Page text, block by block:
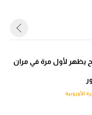
يظهر لأول مرة في مران
الأوروبية